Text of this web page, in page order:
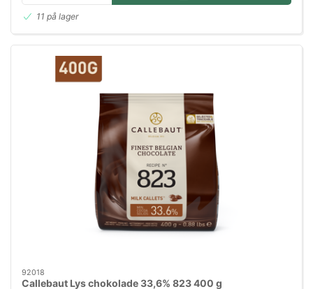
11 på lager
92018
Callebaut Lys chokolade 33,6% 823 400 g